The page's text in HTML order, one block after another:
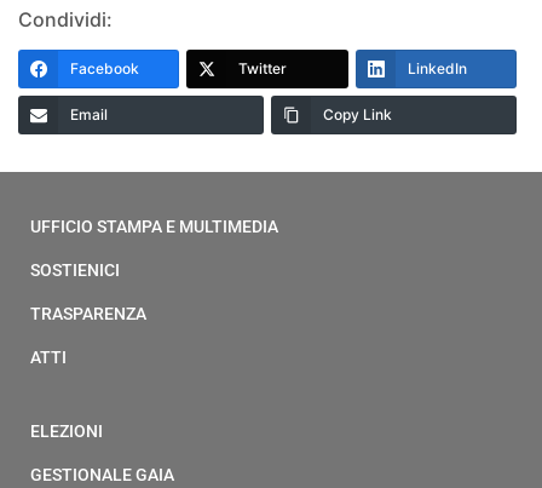
Condividi:
Facebook Twitter LinkedIn
Email Copy Link
UFFICIO STAMPA E MULTIMEDIA
SOSTIENICI
TRASPARENZA
ATTI
ELEZIONI
GESTIONALE GAIA